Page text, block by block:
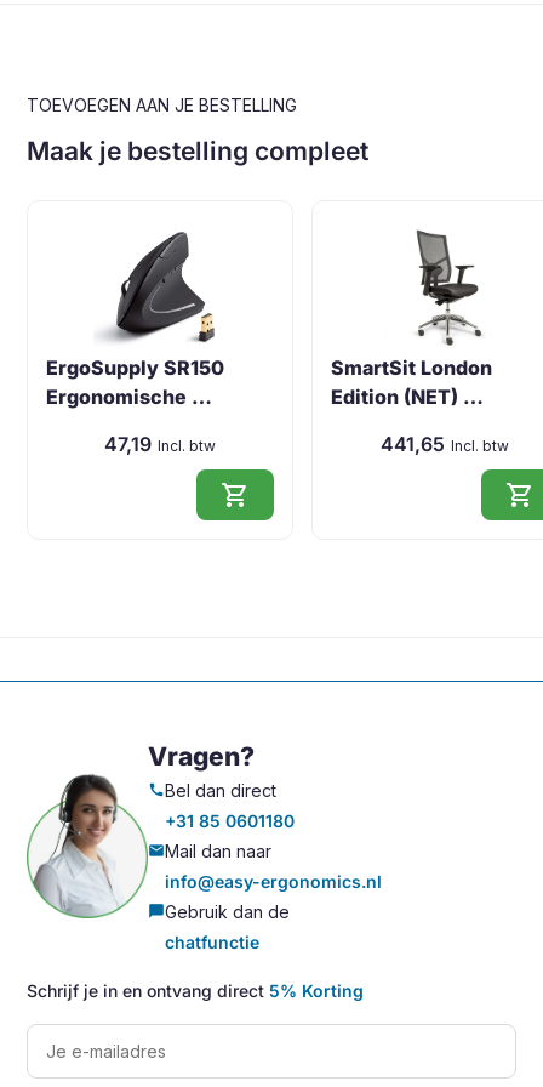
TOEVOEGEN AAN JE BESTELLING
Maak je bestelling compleet
ErgoSupply SR150
Ergonomische …
47,19 Incl. btw
shopping_cart
SmartSit London
Edition (NET) …
441,65 Incl. btw
shopping_cart
Vragen?
callBel dan direct
+31 85 0601180
mailMail dan naar
info@easy-ergonomics.nl
chat_bubbleGebruik dan de
chatfunctie
Schrijf je in en ontvang direct5% Korting